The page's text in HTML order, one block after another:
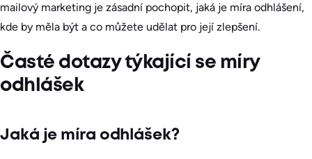
mailový marketing je zásadní pochopit, jaká je míra odhlášení,
kde by měla být a co můžete udělat pro její zlepšení.
Časté dotazy týkající se míry
odhlášek
Jaká je míra odhlášek?